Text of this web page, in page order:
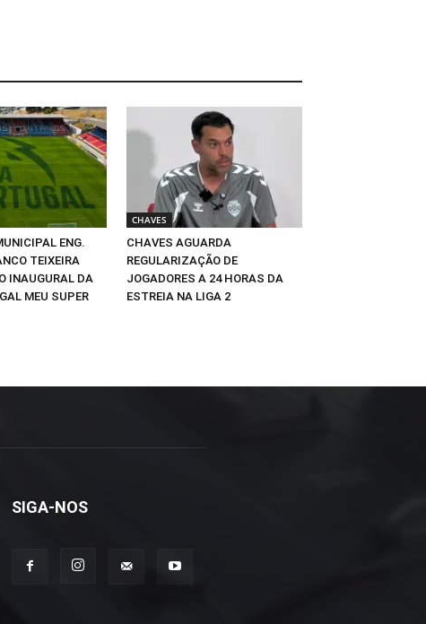
ENG.
TEIXEIRA
INAUGURAL DA
MEU SUPER
CHAVES
CHAVES AGUARDA
REGULARIZAÇÃO DE
JOGADORES A 24 HORAS DA
ESTREIA NA LIGA 2
SIGA-NOS